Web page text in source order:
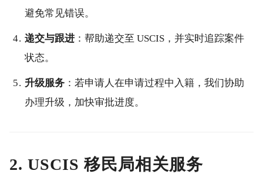
避免常见错误。
递交与跟进：帮助递交至 USCIS，并实时追踪案件
状态。
升级服务：若申请人在申请过程中入籍，我们协助
办理升级，加快审批进度。
2. USCIS 移民局相关服务